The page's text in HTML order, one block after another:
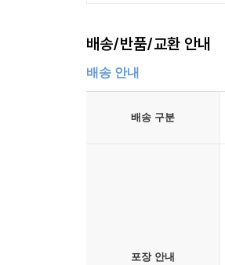
배송/반품/교환 안내
배송 안내
배송 구분
포장 안내